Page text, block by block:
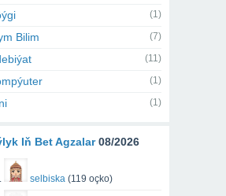
(1)
Bilim (7)
(11)
(1)
(1)
Iň Bet Agzalar 08/2026
selbiska (119 oçko)